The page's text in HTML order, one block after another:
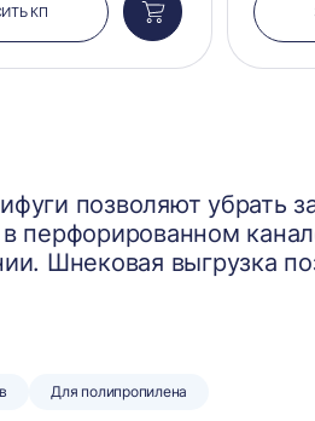
КП
Добавить
в
корзину
позволяют убрать
перфорированном
Шнековая выгрузка
Для полипропилена